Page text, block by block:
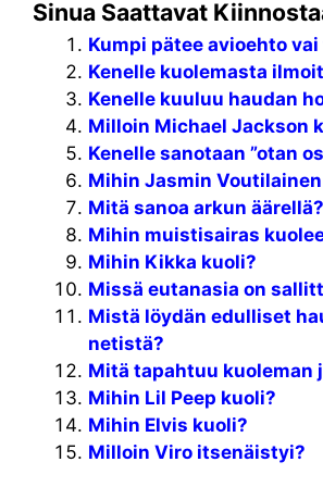
Sinua Saattavat
Kumpi pätee avioehto
Kenelle kuolemasta
Kenelle kuuluu haudan
Milloin Michael Jackson
Kenelle sanotaan ”otan
Mihin Jasmin
Mitä sanoa arkun äärellä?
Mihin muistisairas
Mihin Kikka kuoli?
Missä eutanasia on
Mistä löydän edulliset
netistä?
Mitä tapahtuu kuoleman
Mihin Lil Peep kuoli?
Mihin Elvis kuoli?
Milloin Viro itsenäistyi?